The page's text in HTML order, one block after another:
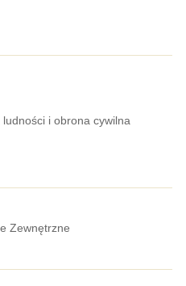
i obrona cywilna
Zewnętrzne